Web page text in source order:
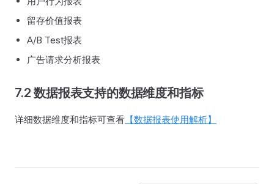
留存价值报表
A/B Test报表
广告请求分析报表
7.2 数据报表支持的数据维度和指标
详细数据维度和指标可查看 【数据报表使用解析】